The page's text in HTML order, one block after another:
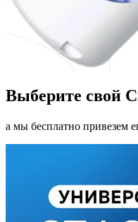
Выберите свой
а мы бесплатно привезем